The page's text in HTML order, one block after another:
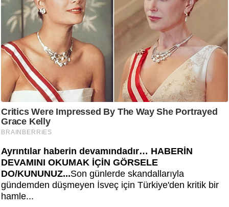
Ayrıntılar haberin devamındadır… HABERİN
DEVAMINI OKUMAK İÇİN GÖRSELE
DO/KUNUNUZ...Son günlerde skandallarıyla
gündemden düşmeyen İsveç için Türkiye'den kritik bir
hamle...